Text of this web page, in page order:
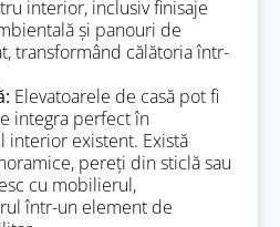
interior, inclusiv finisaje
și panouri de
transformând călătoria într-
Elevatoarele de casă pot fi
integra perfect în
interior existent. Există
pereți din sticlă sau
cu mobilierul,
într-un element de